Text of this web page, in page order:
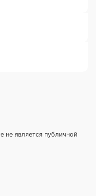
не является публичной